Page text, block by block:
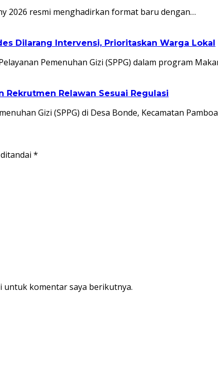
2026 resmi menghadirkan format baru dengan…
Dilarang Intervensi, Prioritaskan Warga Lokal
Pemenuhan Gizi (SPPG) dalam program
Rekrutmen Relawan Sesuai Regulasi
Gizi (SPPG) di Desa Bonde, Kecamatan
*
untuk komentar saya berikutnya.